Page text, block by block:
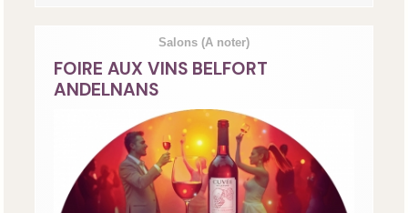
Salons (A noter)
FOIRE AUX VINS BELFORT
ANDELNANS